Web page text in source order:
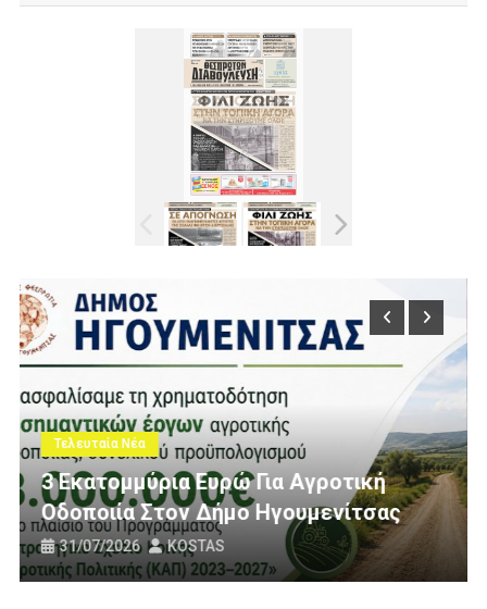
Τελευταία Νέα
Πολίτες Θεσπρωτίας Ενάντια
Ανεμογεννήτριες: Ποιον
Πανό Μας;
25/07/2026 KOSTAS